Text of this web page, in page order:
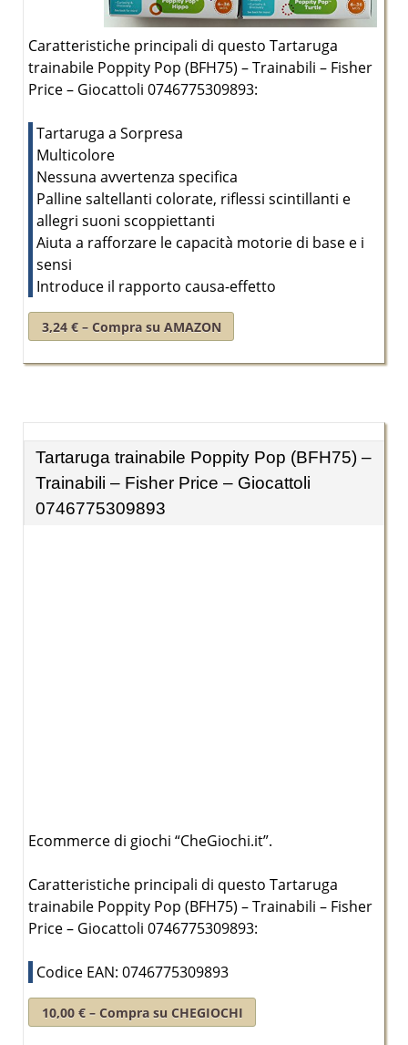
Caratteristiche principali di questo Tartaruga
trainabile Poppity Pop (BFH75) – Trainabili – Fisher
Price – Giocattoli 0746775309893:
Tartaruga a Sorpresa
Multicolore
Nessuna avvertenza specifica
Palline saltellanti colorate, riflessi scintillanti e
allegri suoni scoppiettanti
Aiuta a rafforzare le capacità motorie di base e i
sensi
Introduce il rapporto causa-effetto
3,24 € – Compra su AMAZON
Tartaruga trainabile Poppity Pop (BFH75) –
Trainabili – Fisher Price – Giocattoli
0746775309893
Ecommerce di giochi “CheGiochi.it”.
Caratteristiche principali di questo Tartaruga
trainabile Poppity Pop (BFH75) – Trainabili – Fisher
Price – Giocattoli 0746775309893:
Codice EAN: 0746775309893
10,00 € – Compra su CHEGIOCHI